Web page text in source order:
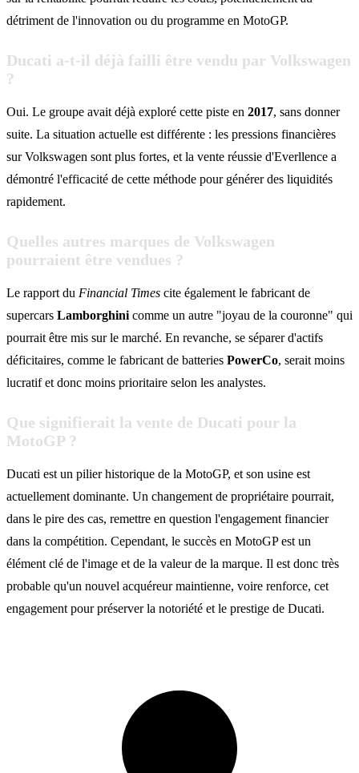
détriment de l'innovation ou du programme en MotoGP.
Ducati a-t-il déjà failli être vendu par Volkswagen
?
Oui. Le groupe avait déjà exploré cette piste en 2017, sans donner
suite. La situation actuelle est différente : les pressions financières
sur Volkswagen sont plus fortes, et la vente réussie d'Everllence a
démontré l'efficacité de cette méthode pour générer des liquidités
rapidement.
Quelles autres marques de Volkswagen
pourraient être vendues ?
Le rapport du Financial Times cite également le fabricant de
supercars Lamborghinicomme un autre "joyau de la couronne" qui
pourrait être mis sur le marché. En revanche, se séparer d'actifs
déficitaires, comme le fabricant de batteries PowerCo, serait moins
lucratif et donc moins prioritaire selon les analystes.
Que signifierait la vente de Ducati pour la
MotoGP ?
Ducati est un pilier historique de la MotoGP, et son usine est
actuellement dominante. Un changement de propriétaire pourrait,
dans le pire des cas, remettre en question l'engagement financier
dans la compétition. Cependant, le succès en MotoGP est un
élément clé de l'image et de la valeur de la marque. Il est donc très
probable qu'un nouvel acquéreur maintienne, voire renforce, cet
engagement pour préserver la notoriété et le prestige de Ducati.